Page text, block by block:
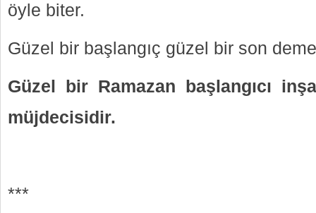
öyle biter.
Güzel bir başlangıç güzel bir son
Güzel bir Ramazan başlangıcı
müjdecisidir.
***